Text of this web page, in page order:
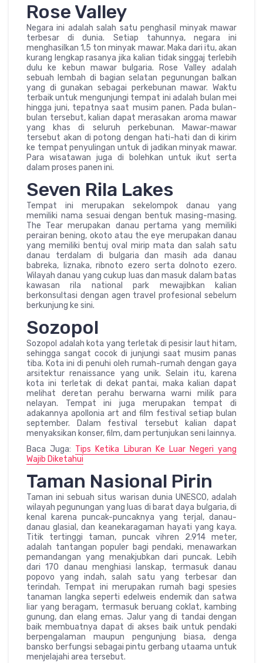
Rose Valley
Negara ini adalah salah satu penghasil minyak mawar
terbesar di dunia. Setiap tahunnya, negara ini
menghasilkan 1,5 ton minyak mawar. Maka dari itu, akan
kurang lengkap rasanya jika kalian tidak singgaj terlebih
dulu ke kebun mawar bulgaria. Rose Valley adalah
sebuah lembah di bagian selatan pegunungan balkan
yang di gunakan sebagai perkebunan mawar. Waktu
terbaik untuk mengunjungi tempat ini adalah bulan mei
hingga juni, tepatnya saat musim panen. Pada bulan-
bulan tersebut, kalian dapat merasakan aroma mawar
yang khas di seluruh perkebunan. Mawar-mawar
tersebut akan di potong dengan hati-hati dan di kirim
ke tempat penyulingan untuk di jadikan minyak mawar.
Para wisatawan juga di bolehkan untuk ikut serta
dalam proses panen ini.
Seven Rila Lakes
Tempat ini merupakan sekelompok danau yang
memiliki nama sesuai dengan bentuk masing-masing.
The Tear merupakan danau pertama yang memiliki
perairan bening, okoto atau the eye merupakan danau
yang memiliki bentuj oval mirip mata dan salah satu
danau terdalam di bulgaria dan masih ada danau
babreka, liznaka, ribnoto ezero serta dolnoto ezero.
Wilayah danau yang cukup luas dan masuk dalam batas
kawasan rila national park mewajibkan kalian
berkonsultasi dengan agen travel profesional sebelum
berkunjung ke sini.
Sozopol
Sozopol adalah kota yang terletak di pesisir laut hitam,
sehingga sangat cocok di junjungi saat musim panas
tiba. Kota ini di penuhi oleh rumah-rumah dengan gaya
arsitektur renaissance yang unik. Selain itu, karena
kota ini terletak di dekat pantai, maka kalian dapat
melihat deretan perahu berwarna warni milik para
nelayan. Tempat ini juga merupakan tempat di
adakannya apollonia art and film festival setiap bulan
september. Dalam festival tersebut kalian dapat
menyaksikan konser, film, dam pertunjukan seni lainnya.
Baca Juga: Tips Ketika Liburan Ke Luar Negeri yang
Wajib Diketahui
Taman Nasional Pirin
Taman ini sebuah situs warisan dunia UNESCO, adalah
wilayah pegunungan yang luas di barat daya bulgaria, di
kenal karena puncak-puncaknya yang terjal, danau-
danau glasial, dan keanekaragaman hayati yang kaya.
Titik tertinggi taman, puncak vihren 2.914 meter,
adalah tantangan populer bagi pendaki, menawarkan
pemandangan yang menakjubkan dari puncak. Lebih
dari 170 danau menghiasi lanskap, termasuk danau
popovo yang indah, salah satu yang terbesar dan
terindah. Tempat ini merupakan rumah bagi spesies
tanaman langka seperti edelweis endemik dan satwa
liar yang beragam, termasuk beruang coklat, kambing
gunung, dan elang emas. Jalur yang di tandai dengan
baik membuatnya dapat di akses baik untuk pendaki
berpengalaman maupun pengunjung biasa, denga
bansko berfungsi sebagai pintu gerbang utaama untuk
menjelajahi area tersebut.